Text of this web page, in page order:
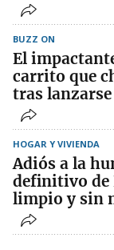
BUZZ ON
El
carrito que
tras
HOGAR Y VIVIENDA
Adiós a la
definitivo de
limpio y sin